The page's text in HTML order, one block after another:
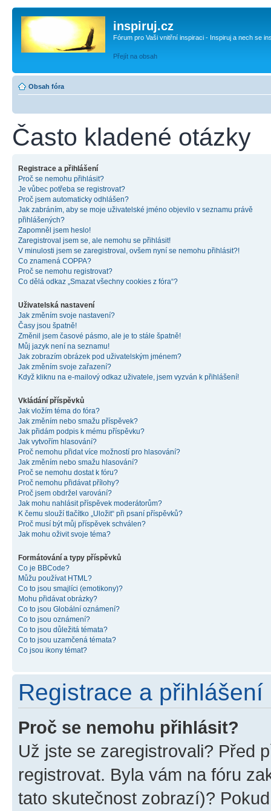
inspiruj.cz
Fórum pro Vaši vnitřní inspiraci - Inspiruj a nech se
Přejít na obsah
Obsah fóra
Často kladené otázky
Registrace a přihlášení
Proč se nemohu přihlásit?
Je vůbec potřeba se registrovat?
Proč jsem automaticky odhlášen?
Jak zabráním, aby se moje uživatelské jméno objevilo v seznamu právě
přihlášených?
Zapomněl jsem heslo!
Zaregistroval jsem se, ale nemohu se přihlásit!
V minulosti jsem se zaregistroval, ovšem nyní se nemohu přihlásit?!
Co znamená COPPA?
Proč se nemohu registrovat?
Co dělá odkaz „Smazat všechny cookies z fóra“?
Uživatelská nastavení
Jak změním svoje nastavení?
Časy jsou špatně!
Změnil jsem časové pásmo, ale je to stále špatně!
Můj jazyk není na seznamu!
Jak zobrazím obrázek pod uživatelským jménem?
Jak změním svoje zařazení?
Když kliknu na e-mailový odkaz uživatele, jsem vyzván k přihlášení!
Vkládání příspěvků
Jak vložím téma do fóra?
Jak změním nebo smažu příspěvek?
Jak přidám podpis k mému příspěvku?
Jak vytvořím hlasování?
Proč nemohu přidat více možností pro hlasování?
Jak změním nebo smažu hlasování?
Proč se nemohu dostat k fóru?
Proč nemohu přidávat přílohy?
Proč jsem obdržel varování?
Jak mohu nahlásit příspěvek moderátorům?
K čemu slouží tlačítko „Uložit“ při psaní příspěvků?
Proč musí být můj příspěvek schválen?
Jak mohu oživit svoje téma?
Formátování a typy příspěvků
Co je BBCode?
Můžu používat HTML?
Co to jsou smajlíci (emotikony)?
Mohu přidávat obrázky?
Co to jsou Globální oznámení?
Co to jsou oznámení?
Co to jsou důležitá témata?
Co to jsou uzamčená témata?
Co jsou ikony témat?
Registrace a přihlášení
Proč se nemohu přihlásit?
Už jste se zaregistrovali? Před
registrovat. Byla vám na fóru
tato skutečnost zobrazí)?